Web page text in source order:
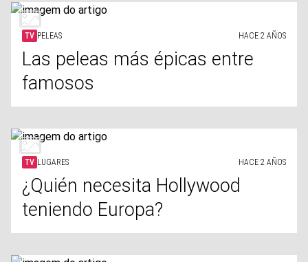
TV PELEAS HACE 2 AÑOS
Las peleas más épicas entre
famosos
TV LUGARES HACE 2 AÑOS
¿Quién necesita Hollywood
teniendo Europa?